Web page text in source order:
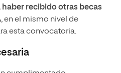
haber recibido otras becas
, en el mismo nivel de
esta convocatoria.